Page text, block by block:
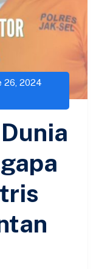
26, 2024